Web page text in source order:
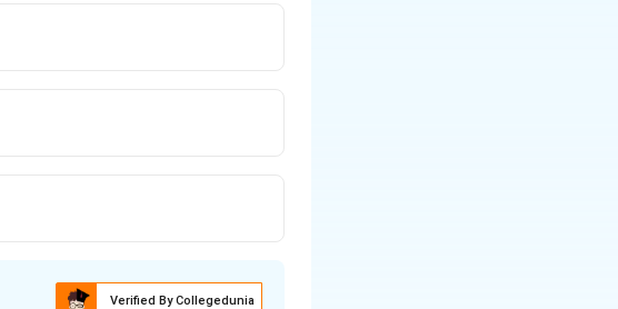
Verified By Collegedunia